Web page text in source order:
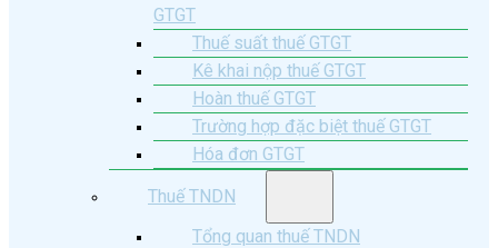
GTGT
Thuế suất thuế GTGT
Kê khai nộp thuế GTGT
Hoàn thuế GTGT
Trường hợp đặc biệt thuế GTGT
Hóa đơn GTGT
Thuế TNDN
Tổng quan thuế TNDN